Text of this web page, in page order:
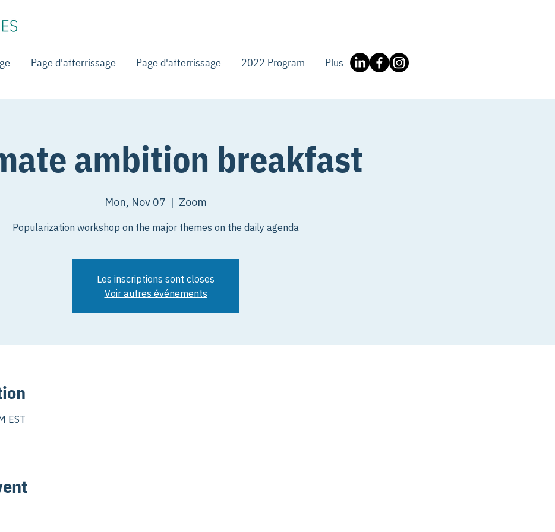
Page d'atterrissage Page d'atterrissage 2022 Program Plus
ambition breakfast
Mon, Nov 07
  |
Zoom
Popularization workshop on the major themes on the daily agenda
Les inscriptions sont closes
Voir autres événements
EST